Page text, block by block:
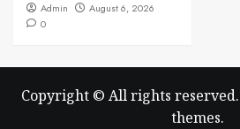
Admin
August 6, 2026
0
Copyright © All rights reserved.
themes.